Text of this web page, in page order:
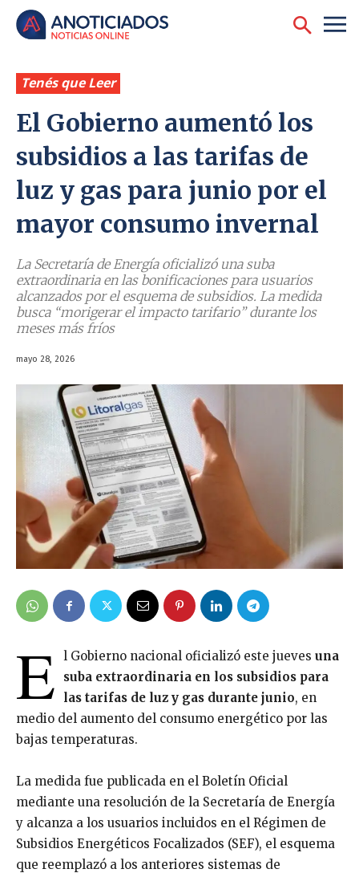
Tenés que Leer
El Gobierno aumentó los
subsidios a las tarifas de
luz y gas para junio por el
mayor consumo invernal
La Secretaría de Energía oficializó una suba
extraordinaria en las bonificaciones para usuarios
alcanzados por el esquema de subsidios. La medida
busca “morigerar el impacto tarifario” durante los
meses más fríos
mayo 28, 2026
E l Gobierno nacional oficializó este jueves una
suba extraordinaria en los subsidios para
las tarifas de luz y gas durante junio, en
medio del aumento del consumo energético por las
bajas temperaturas.
La medida fue publicada en el Boletín Oficial
mediante una resolución de la Secretaría de Energía
y alcanza a los usuarios incluidos en el Régimen de
Subsidios Energéticos Focalizados (SEF), el esquema
que reemplazó a los anteriores sistemas de